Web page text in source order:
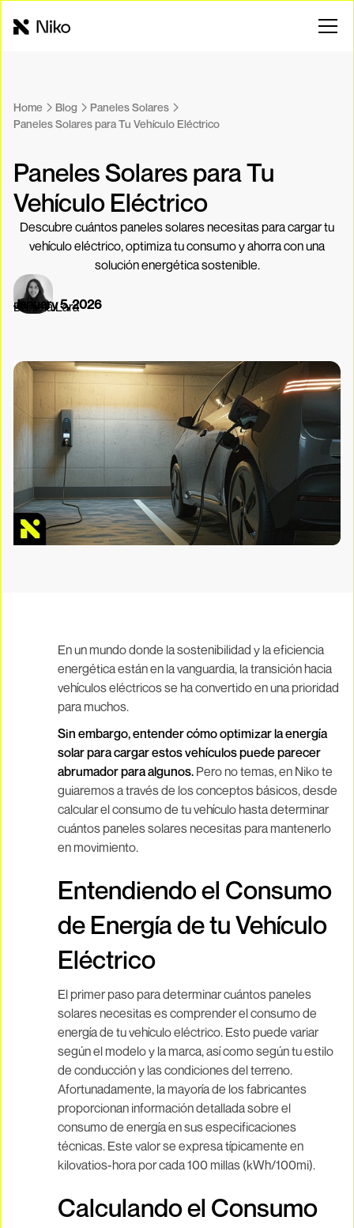
Home Blog
Paneles Solares
Paneles Solares para Tu Vehículo Eléctrico
Paneles Solares para Tu
Vehículo Eléctrico
Descubre cuántos paneles solares necesitas para cargar tu
vehículo eléctrico, optimiza tu consumo y ahorra con una
solución energética sostenible.
Daniela Lara
January 5, 2026
En un mundo donde la sostenibilidad y la eficiencia
energética están en la vanguardia, la transición hacia
vehículos eléctricos se ha convertido en una prioridad
para muchos.
Sin embargo, entender cómo optimizar la energía
solar para cargar estos vehículos puede parecer
abrumador para algunos. Pero no temas, en Niko te
guiaremos a través de los conceptos básicos, desde
calcular el consumo de tu vehículo hasta determinar
cuántos paneles solares necesitas para mantenerlo
en movimiento.
Entendiendo el Consumo
de Energía de tu Vehículo
Eléctrico
El primer paso para determinar cuántos paneles
solares necesitas es comprender el consumo de
energía de tu vehículo eléctrico. Esto puede variar
según el modelo y la marca, así como según tu estilo
de conducción y las condiciones del terreno.
Afortunadamente, la mayoría de los fabricantes
proporcionan información detallada sobre el
consumo de energía en sus especificaciones
técnicas. Este valor se expresa típicamente en
kilovatios-hora por cada 100 millas (kWh/100mi).
Calculando el Consumo